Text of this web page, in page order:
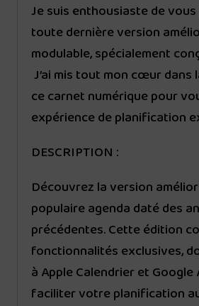
Je suis enthousiaste de
toute dernière version
modulable, spécialement
J’ai mis tout mon cœur dans
ce carnet numérique pour
expérience de planification
DESCRIPTION :
Découvrez la version
populaire agenda daté des
précédentes. Cette édition
fonctionnalités exclusives,
à Apple Calendrier et Google
faciliter votre planification